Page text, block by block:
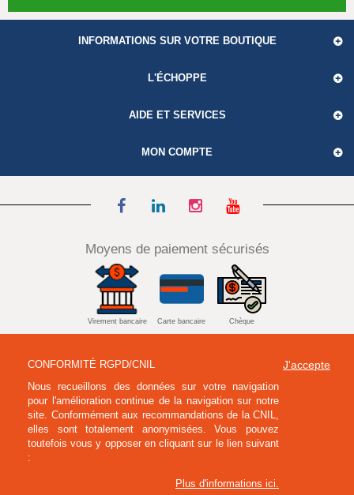
CONFORMITÉ RGPD/CNIL
Nous recueillons des données sur votre navigation
pour l'amélioration continue de la navigation sur notre
site. Conformément aux recommandations de la CNIL,
elles sont totalement anonymisées. Vous pouvez
toutefois vous y opposer en cliquant sur le lien suivant
:
Plus d'informations ici.
J'accepte
INFORMATIONS SUR VOTRE BOUTIQUE
L'ÉCHOPPE
AIDE ET SERVICES
MON COMPTE
Moyens de paiement sécurisés
Virement bancaire Carte bancaire Chèque
© 1993-2026 Echoppe. Tous droits réservés.